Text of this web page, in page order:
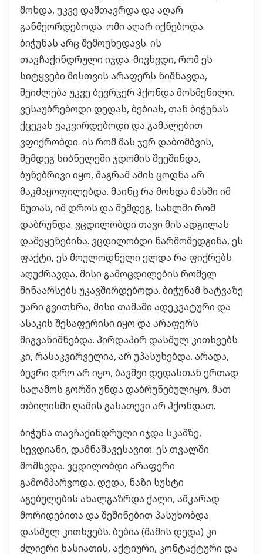
მოხდა, უკვე დამთავრდა და აღარ
განმეორდებოდა. ომი აღარ იქნებოდა.
ბიჭუნას არც შემოუხედავს. ის
თავჩაქინდრული იჯდა. მივხვდი, რომ ეს
სიტყვები მისთვის არაფერს ნიშნავდა,
შეიძლება უკვე ბევრჯერ ჰქონდა მოსმენილი.
ვესაუბრებოდი დედას, ბებიას, თან ბიჭუნას
ქცევას ვაკვირდებოდი და გამალებით
ვფიქრობდი. ის რომ მას ჯერ დაბომბვის,
შემდეგ სიბნელეში ჯდომის შეეშინდა,
ბუნებრივი იყო, მაგრამ ამის ცოდნა არ
მაკმაყოფილებდა. მაინც რა მოხდა მასში იმ
წუთას, იმ დროს და შემდეგ, სახლში რომ
დაბრუნდა. ვცდილობდი თავი მის ადგილას
დამეყენებინა. ვცდილობდი წარმომედგინა, ეს
ფაქტი, ეს მოულოდნელი ელდა რა ფიქრებს
აღუძრავდა, მისი გამოცდილების რომელ
შინაარსებს უკავშირდებოდა. ბიჭუნამ ხატვაზე
უარი გვითხრა, მისი თამაში ადეკვატური და
ასაკის შესაფერისი იყო და არაფერს
მიგვანიშნებდა. პირდაპირ დასმულ კითხვებს
კი, რასაკვირველია, არ უპასუხებდა. არადა,
ბევრი დრო არ იყო, ბავშვი დედასთან ერთად
საღამოს გორში უნდა დაბრუნებულიყო, მათ
თბილისში ღამის გასათევი არ ჰქონდათ.
ბიჭუნა თავჩაქინდრული იჯდა სკამზე,
სევდიანი, დამნაშავესავით. ეს თვალში
მომხვდა. ვცდილობდი არაფერი
გამომპარვოდა. დედა, ნაზი სუსტი
აგებულების ახალგაზრდა ქალი, აშკარად
მორიდებითა და შეშინებით პასუხობდა
დასმულ კითხვებს. ბებია (მამის დედა) კი
ძლიერი ხასიათის, აქტიური, კონტაქტური და